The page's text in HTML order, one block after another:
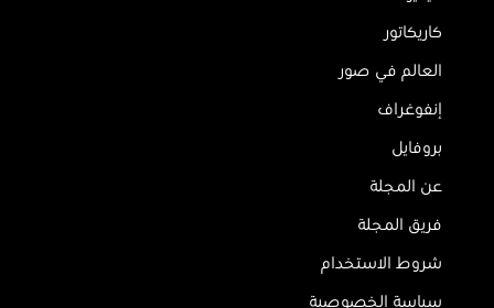
كاريكاتور
العالم في صور
إنفوغراف
بروفايل
عن المجلة
فريق المجلة
شروط الاستخدام
سياسة الخصوصية